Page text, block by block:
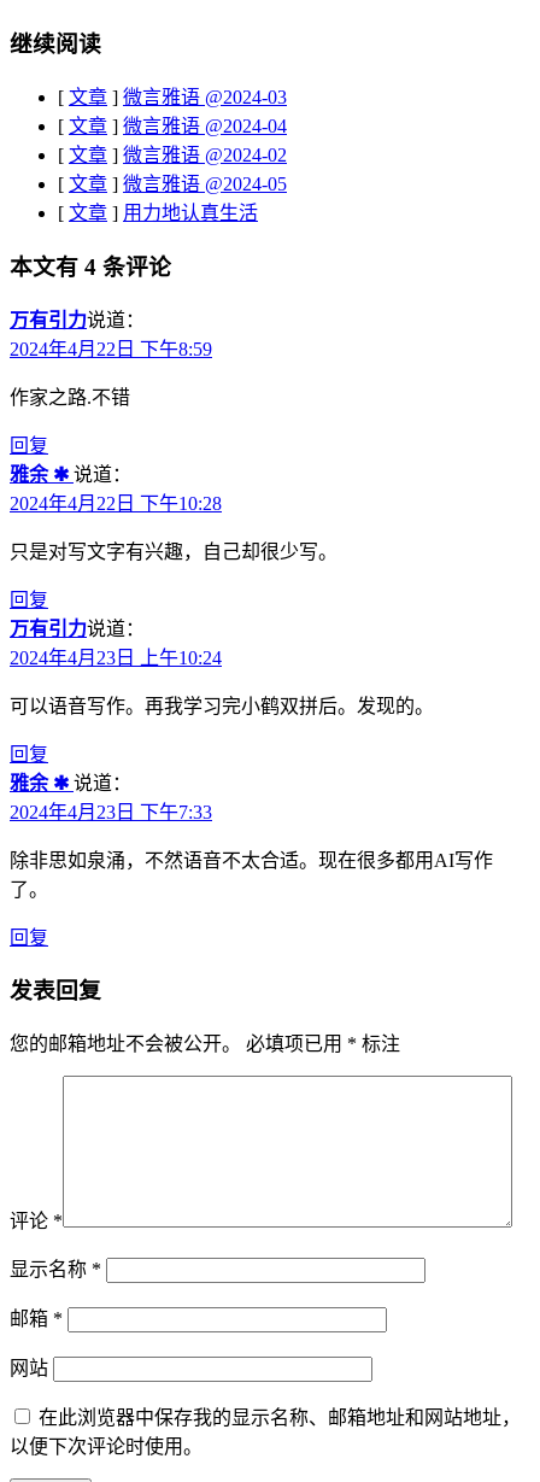
继续阅读
[ 文章 ] 微言雅语 @2024-03
[ 文章 ] 微言雅语 @2024-04
[ 文章 ] 微言雅语 @2024-02
[ 文章 ] 微言雅语 @2024-05
[ 文章 ] 用力地认真生活
本文有 4 条评论
万有引力说道：
2024年4月22日 下午8:59
作家之路.不错
回复
雅余 ✱ 说道：
2024年4月22日 下午10:28
只是对写文字有兴趣，自己却很少写。
回复
万有引力说道：
2024年4月23日 上午10:24
可以语音写作。再我学习完小鹤双拼后。发现的。
回复
雅余 ✱ 说道：
2024年4月23日 下午7:33
除非思如泉涌，不然语音不太合适。现在很多都用AI写作
了。
回复
发表回复
您的邮箱地址不会被公开。 必填项已用 * 标注
评论 *
显示名称 *
邮箱 *
网站
在此浏览器中保存我的显示名称、邮箱地址和网站地址，
以便下次评论时使用。